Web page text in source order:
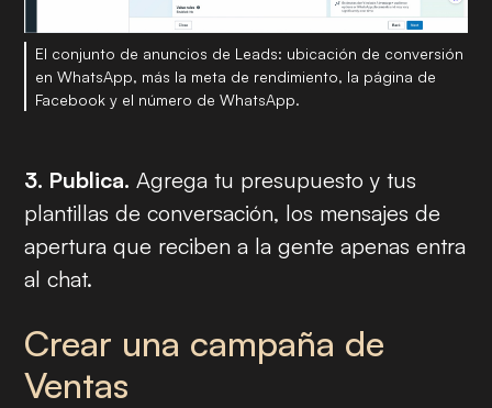
El conjunto de anuncios de Leads: ubicación de conversión
en WhatsApp, más la meta de rendimiento, la página de
Facebook y el número de WhatsApp.
3. Publica. Agrega tu presupuesto y tus
plantillas de conversación, los mensajes de
apertura que reciben a la gente apenas entra
al chat.
Crear una campaña de
Ventas